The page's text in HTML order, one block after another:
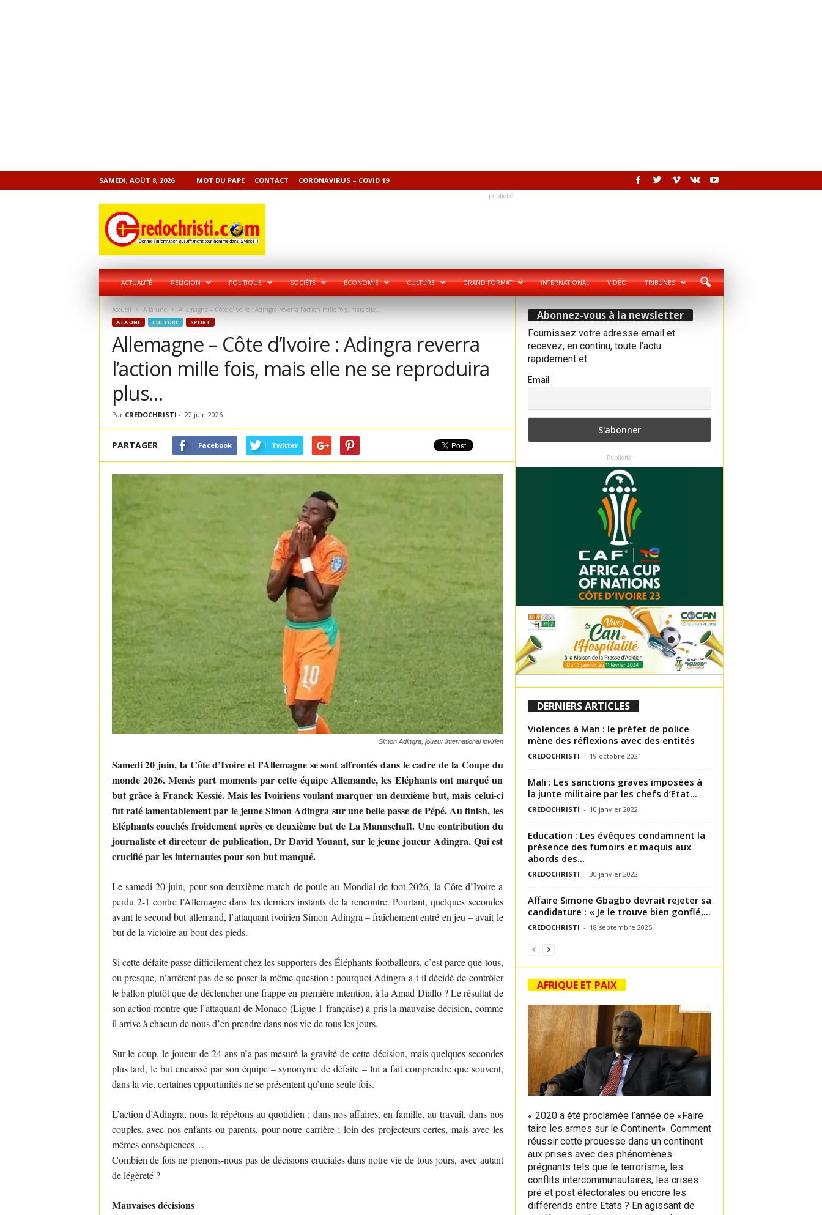
SAMEDI, AOÛT 8, 2026 MOT DU PAPE CONTACT CORONAVIRUS – COVID 19
-- publicité --
ACTUALITÉ RELIGION POLITIQUE SOCIÉTÉ ECONOMIE CULTURE GRAND FORMAT INTERNATIONAL VIDÉO TRIBUNES
Accueil A la une Allemagne – Côte d’Ivoire : Adingra reverra l’action mille fois, mais elle...
A LA UNE CULTURE SPORT
Allemagne – Côte d’Ivoire : Adingra reverra
l’action mille fois, mais elle ne se reproduira
plus…
Par CREDOCHRISTI - 22 juin 2026
PARTAGER Facebook Twitter
Simon Adingra, joueur international iovirien
Samedi 20 juin, la Côte d’Ivoire et l’Allemagne se sont affrontés dans le cadre de la Coupe du
monde 2026. Menés part moments par cette équipe Allemande, les Eléphants ont marqué un
but grâce à Franck Kessié. Mais les Ivoiriens voulant marquer un deuxième but, mais celui-ci
fut raté lamentablement par le jeune Simon Adingra sur une belle passe de Pépé. Au finish, les
Eléphants couchés froidement après ce deuxième but de La Mannschaft. Une contribution du
journaliste et directeur de publication, Dr David Youant, sur le jeune joueur Adingra. Qui est
crucifié par les internautes pour son but manqué.
Le samedi 20 juin, pour son deuxième match de poule au Mondial de foot 2026, la Côte d’Ivoire a
perdu 2-1 contre l’Allemagne dans les derniers instants de la rencontre. Pourtant, quelques secondes
avant le second but allemand, l’attaquant ivoirien Simon Adingra – fraîchement entré en jeu – avait le
but de la victoire au bout des pieds.
Si cette défaite passe difficilement chez les supporters des Éléphants footballeurs, c’est parce que tous,
ou presque, n’arrêtent pas de se poser la même question : pourquoi Adingra a-t-il décidé de contrôler
le ballon plutôt que de déclencher une frappe en première intention, à la Amad Diallo ? Le résultat de
son action montre que l’attaquant de Monaco (Ligue 1 française) a pris la mauvaise décision, comme
il arrive à chacun de nous d’en prendre dans nos vie de tous les jours.
Sur le coup, le joueur de 24 ans n’a pas mesuré la gravité de cette décision, mais quelques secondes
plus tard, le but encaissé par son équipe – synonyme de défaite – lui a fait comprendre que souvent,
dans la vie, certaines opportunités ne se présentent qu’une seule fois.
L’action d’Adingra, nous la répétons au quotidien : dans nos affaires, en famille, au travail, dans nos
couples, avec nos enfants ou parents, pour notre carrière ; loin des projecteurs certes, mais avec les
mêmes conséquences…
Combien de fois ne prenons-nous pas de décisions cruciales dans notre vie de tous jours, avec autant
de légèreté ?
Mauvaises décisions
Abonnez-vous à la newsletter
Fournissez votre adresse email et
recevez, en continu, toute l'actu
rapidement et
Email
- Publicité -
DERNIERS ARTICLES
Violences à Man : le préfet de police
mène des réflexions avec des entités
CREDOCHRISTI - 19 octobre 2021
Mali : Les sanctions graves imposées à
la junte militaire par les chefs d’Etat...
CREDOCHRISTI - 10 janvier 2022
Education : Les évêques condamnent la
présence des fumoirs et maquis aux
abords des...
CREDOCHRISTI - 30 janvier 2022
Affaire Simone Gbagbo devrait rejeter sa
candidature : « Je le trouve bien gonflé,...
CREDOCHRISTI - 18 septembre 2025
AFRIQUE ET PAIX
« 2020 a été proclamée l’année de «Faire
taire les armes sur le Continent». Comment
réussir cette prouesse dans un continent
aux prises avec des phénomènes
prégnants tels que le terrorisme, les
conflits intercommunautaires, les crises
pré et post électorales ou encore les
différends entre Etats ? En agissant de